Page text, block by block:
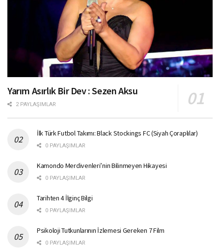
Yarım Asırlık Bir Dev : Sezen Aksu
2 PAYLAŞIMLAR
İlk Türk Futbol Takımı: Black Stockings FC (Siyah Çoraplılar)
0 PAYLAŞIMLAR
Kamondo Merdivenleri’nin Bilinmeyen Hikayesi
0 PAYLAŞIMLAR
Tarihten 4 İlginç Bilgi
0 PAYLAŞIMLAR
Psikoloji Tutkunlarının İzlemesi Gereken 7 Film
0 PAYLAŞIMLAR